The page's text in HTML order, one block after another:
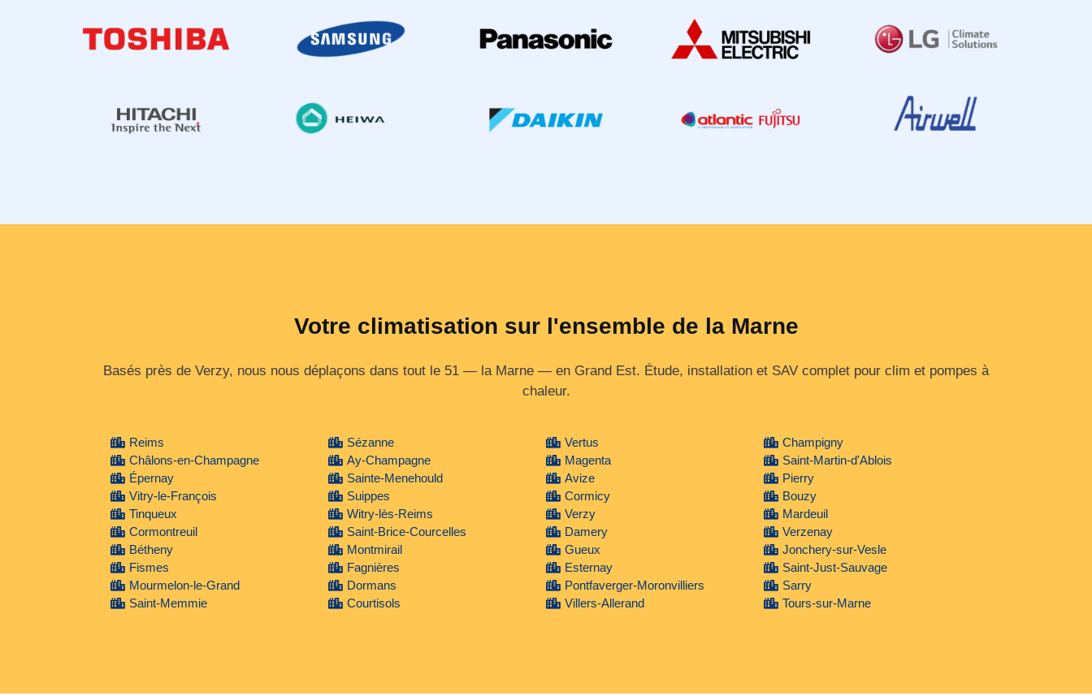
Votre climatisation sur l'ensemble de la Marne
Basés près de Verzy, nous nous déplaçons dans tout le 51 — la Marne — en Grand Est. Étude, installation et SAV complet pour clim et pompes à
chaleur.
Reims
Châlons-en-Champagne
Épernay
Vitry-le-François
Tinqueux
Cormontreuil
Bétheny
Fismes
Mourmelon-le-Grand
Saint-Memmie
Sézanne
Ay-Champagne
Sainte-Menehould
Suippes
Witry-lès-Reims
Saint-Brice-Courcelles
Montmirail
Fagnières
Dormans
Courtisols
Vertus
Magenta
Avize
Cormicy
Verzy
Damery
Gueux
Esternay
Pontfaverger-Moronvilliers
Villers-Allerand
Champigny
Saint-Martin-d'Ablois
Pierry
Bouzy
Mardeuil
Verzenay
Jonchery-sur-Vesle
Saint-Just-Sauvage
Sarry
Tours-sur-Marne